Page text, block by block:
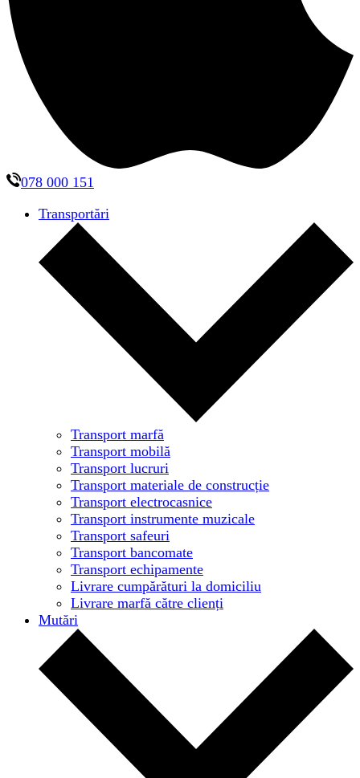
078 000 151
Transportări
Transport marfă
Transport mobilă
Transport lucruri
Transport materiale de construcție
Transport electrocasnice
Transport instrumente muzicale
Transport safeuri
Transport bancomate
Transport echipamente
Livrare cumpărături la domiciliu
Livrare marfă către clienți
Mutări